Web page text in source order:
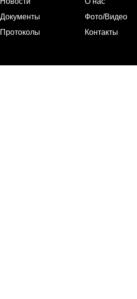
Документы
Протоколы
Фото/Видео
Контакты